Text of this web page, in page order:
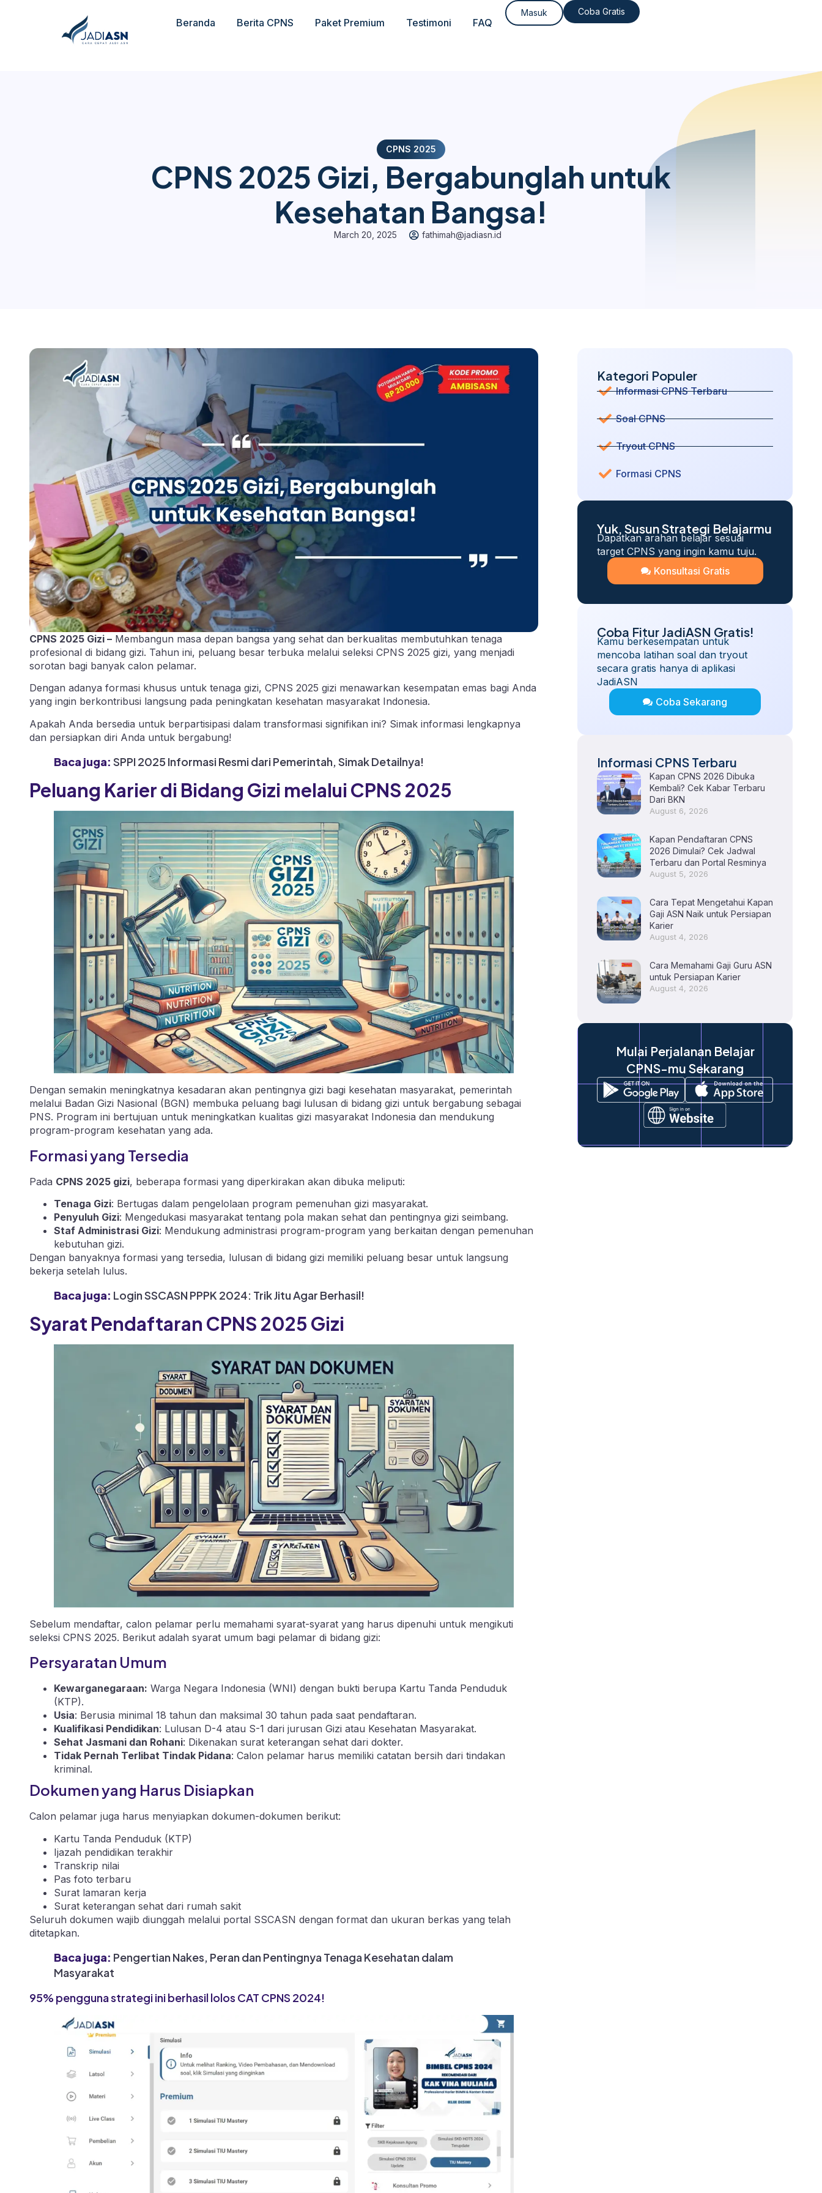
Beranda Berita CPNS Paket Premium Testimoni FAQ
Masuk Coba Gratis
CPNS 2025
CPNS 2025 Gizi, Bergabunglah untuk
Kesehatan Bangsa!
March 20, 2025 fathimah@jadiasn.id
CPNS 2025 Gizi – Membangun masa depan bangsa yang sehat dan berkualitas membutuhkan tenaga
profesional di bidang gizi. Tahun ini, peluang besar terbuka melalui seleksi CPNS 2025 gizi, yang menjadi
sorotan bagi banyak calon pelamar.
Dengan adanya formasi khusus untuk tenaga gizi, CPNS 2025 gizi menawarkan kesempatan emas bagi Anda
yang ingin berkontribusi langsung pada peningkatan kesehatan masyarakat Indonesia.
Apakah Anda bersedia untuk berpartisipasi dalam transformasi signifikan ini? Simak informasi lengkapnya
dan persiapkan diri Anda untuk bergabung!
Baca juga: SPPI 2025 Informasi Resmi dari Pemerintah, Simak Detailnya!
Peluang Karier di Bidang Gizi melalui CPNS 2025
Dengan semakin meningkatnya kesadaran akan pentingnya gizi bagi kesehatan masyarakat, pemerintah
melalui Badan Gizi Nasional (BGN) membuka peluang bagi lulusan di bidang gizi untuk bergabung sebagai
PNS. Program ini bertujuan untuk meningkatkan kualitas gizi masyarakat Indonesia dan mendukung
program-program kesehatan yang ada.
Formasi yang Tersedia
Pada CPNS 2025 gizi, beberapa formasi yang diperkirakan akan dibuka meliputi:
Tenaga Gizi: Bertugas dalam pengelolaan program pemenuhan gizi masyarakat.
Penyuluh Gizi: Mengedukasi masyarakat tentang pola makan sehat dan pentingnya gizi seimbang.
Staf Administrasi Gizi: Mendukung administrasi program-program yang berkaitan dengan pemenuhan
kebutuhan gizi.
Dengan banyaknya formasi yang tersedia, lulusan di bidang gizi memiliki peluang besar untuk langsung
bekerja setelah lulus.
Baca juga: Login SSCASN PPPK 2024: Trik Jitu Agar Berhasil!
Syarat Pendaftaran CPNS 2025 Gizi
Sebelum mendaftar, calon pelamar perlu memahami syarat-syarat yang harus dipenuhi untuk mengikuti
seleksi CPNS 2025. Berikut adalah syarat umum bagi pelamar di bidang gizi:
Persyaratan Umum
Kewarganegaraan: Warga Negara Indonesia (WNI) dengan bukti berupa Kartu Tanda Penduduk
(KTP).
Usia: Berusia minimal 18 tahun dan maksimal 30 tahun pada saat pendaftaran.
Kualifikasi Pendidikan: Lulusan D-4 atau S-1 dari jurusan Gizi atau Kesehatan Masyarakat.
Sehat Jasmani dan Rohani: Dikenakan surat keterangan sehat dari dokter.
Tidak Pernah Terlibat Tindak Pidana: Calon pelamar harus memiliki catatan bersih dari tindakan
kriminal.
Dokumen yang Harus Disiapkan
Calon pelamar juga harus menyiapkan dokumen-dokumen berikut:
Kartu Tanda Penduduk (KTP)
Ijazah pendidikan terakhir
Transkrip nilai
Pas foto terbaru
Surat lamaran kerja
Surat keterangan sehat dari rumah sakit
Seluruh dokumen wajib diunggah melalui portal SSCASN dengan format dan ukuran berkas yang telah
ditetapkan.
Baca juga: Pengertian Nakes, Peran dan Pentingnya Tenaga Kesehatan dalam
Masyarakat
95% pengguna strategi ini berhasil lolos CAT CPNS 2024!
Kategori Populer
Informasi CPNS Terbaru
Soal CPNS
Tryout CPNS
Formasi CPNS
Yuk, Susun Strategi Belajarmu
Dapatkan arahan belajar sesuai
target CPNS yang ingin kamu tuju.
Konsultasi Gratis
Coba Fitur JadiASN Gratis!
Kamu berkesempatan untuk
mencoba latihan soal dan tryout
secara gratis hanya di aplikasi
JadiASN
Coba Sekarang
Informasi CPNS Terbaru
Kapan CPNS 2026 Dibuka
Kembali? Cek Kabar Terbaru
Dari BKN
August 6, 2026
Kapan Pendaftaran CPNS
2026 Dimulai? Cek Jadwal
Terbaru dan Portal Resminya
August 5, 2026
Cara Tepat Mengetahui Kapan
Gaji ASN Naik untuk Persiapan
Karier
August 4, 2026
Cara Memahami Gaji Guru ASN
untuk Persiapan Karier
August 4, 2026
Mulai Perjalanan Belajar
CPNS-mu Sekarang